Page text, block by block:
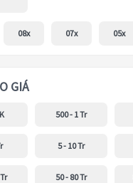
08x 07x 05x
GIÁ
500 - 1 Tr
5 - 10 Tr
50 - 80 Tr